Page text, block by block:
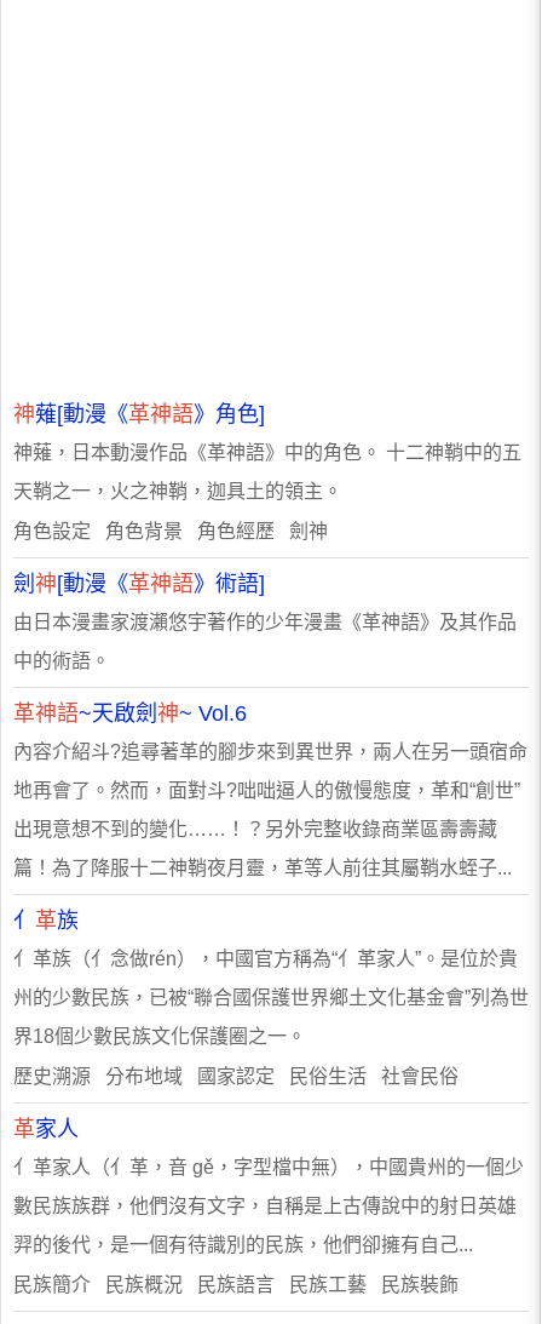
神薙[動漫《革神語》角色]
神薙，日本動漫作品《革神語》中的角色。 十二神鞘中的五
天鞘之一，火之神鞘，迦具土的領主。
角色設定 角色背景 角色經歷 劍神
劍 神[動漫《革神語》術語]
由日本漫畫家渡瀨悠宇著作的少年漫畫《革神語》及其作品
中的術語。
革神語~天啟劍 神~ Vol.6
內容介紹斗?追尋著革的腳步來到異世界，兩人在另一頭宿命
地再會了。然而，面對斗?咄咄逼人的傲慢態度，革和“創世”
出現意想不到的變化……！？另外完整收錄商業區壽壽藏
篇！為了降服十二神鞘夜月靈，革等人前往其屬鞘水蛭子...
亻 革族
亻革族（亻念做rén），中國官方稱為“亻革家人”。是位於貴
州的少數民族，已被“聯合國保護世界鄉土文化基金會”列為世
界18個少數民族文化保護圈之一。
歷史溯源 分布地域 國家認定 民俗生活 社會民俗
革家人
亻革家人（亻革，音 gě，字型檔中無），中國貴州的一個少
數民族族群，他們沒有文字，自稱是上古傳說中的射日英雄
羿的後代，是一個有待識別的民族，他們卻擁有自己...
民族簡介 民族概況 民族語言 民族工藝 民族裝飾